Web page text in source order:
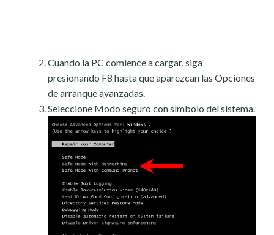
Cuando la PC comience a cargar, siga
presionando F8 hasta que aparezcan las Opciones
de arranque avanzadas.
Seleccione Modo seguro con símbolo del sistema.